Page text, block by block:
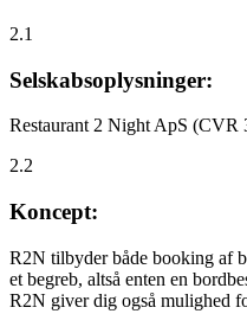
2.1
Selskabsoplysninger:
Restaurant 2 Night ApS (CVR
2.2
Koncept:
R2N tilbyder både booking af
et begreb, altså enten en
R2N giver dig også mulighed